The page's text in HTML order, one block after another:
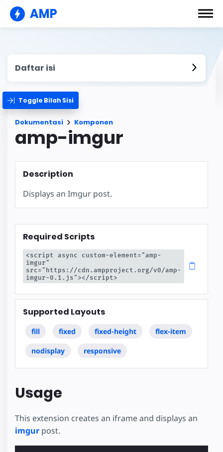
AMP
Daftar isi
Toggle Bilah Sisi
Dokumentasi Komponen
amp-imgur
Description
Displays an Imgur post.
Required Scripts
<script async custom-element="amp-
imgur"
src="https://cdn.ampproject.org/v0/amp-
imgur-0.1.js"></script>
Supported Layouts
fill fixed fixed-height flex-item
nodisplay responsive
Usage
This extension creates an iframe and displays an
imgur post.